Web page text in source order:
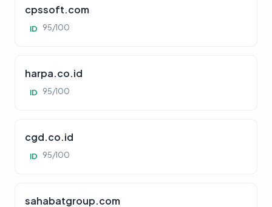
cpssoft.com
ID 95/100
harpa.co.id
ID 95/100
cgd.co.id
ID 95/100
sahabatgroup.com